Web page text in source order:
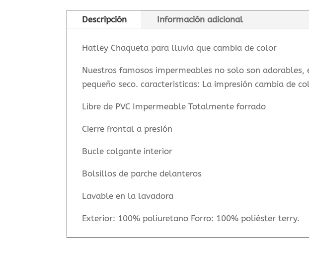
Descripción Información adicional
Hatley Chaqueta para lluvia que cambia de color
Nuestros famosos impermeables no solo son
pequeño seco. caracteristicas: La impresión cambia de
Libre de PVC Impermeable Totalmente forrado
Cierre frontal a presión
Bucle colgante interior
Bolsillos de parche delanteros
Lavable en la lavadora
Exterior: 100% poliuretano Forro: 100% poliéster terry.